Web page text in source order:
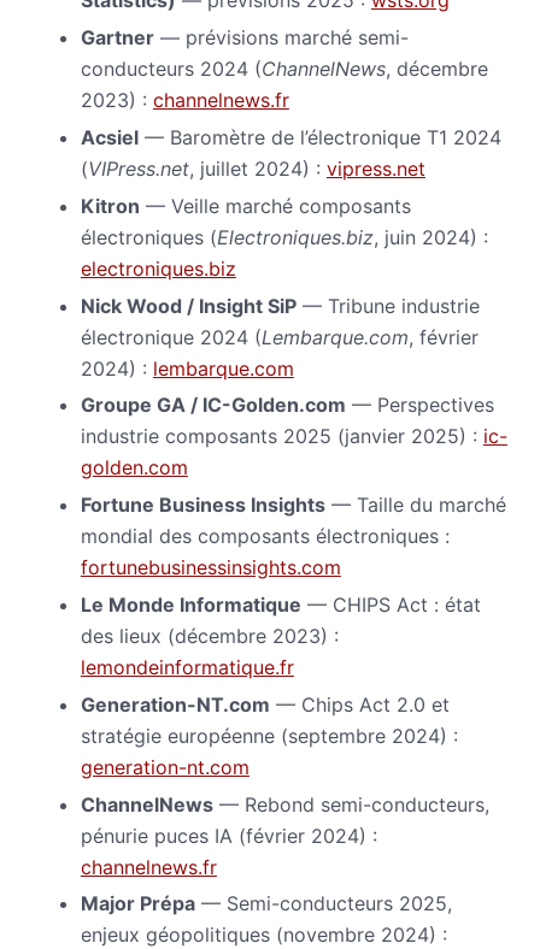
Gartner— prévisions marché semi-
conducteurs 2024 (ChannelNews, décembre
2023) : channelnews.fr
Acsiel— Baromètre de l’électronique T1 2024
(VIPress.net, juillet 2024) : vipress.net
Kitron — Veille marché composants
électroniques (Electroniques.biz, juin 2024) :
electroniques.biz
Nick Wood / Insight SiP— Tribune industrie
électronique 2024 (Lembarque.com, février
2024) : lembarque.com
Groupe GA / IC-Golden.com — Perspectives
industrie composants 2025 (janvier 2025) : ic-
golden.com
Fortune Business Insights— Taille du marché
mondial des composants électroniques :
fortunebusinessinsights.com
Le Monde Informatique — CHIPS Act : état
des lieux (décembre 2023) :
lemondeinformatique.fr
Generation-NT.com — Chips Act 2.0 et
stratégie européenne (septembre 2024) :
generation-nt.com
ChannelNews— Rebond semi-conducteurs,
pénurie puces IA (février 2024) :
channelnews.fr
Major Prépa— Semi-conducteurs 2025,
enjeux géopolitiques (novembre 2024) :